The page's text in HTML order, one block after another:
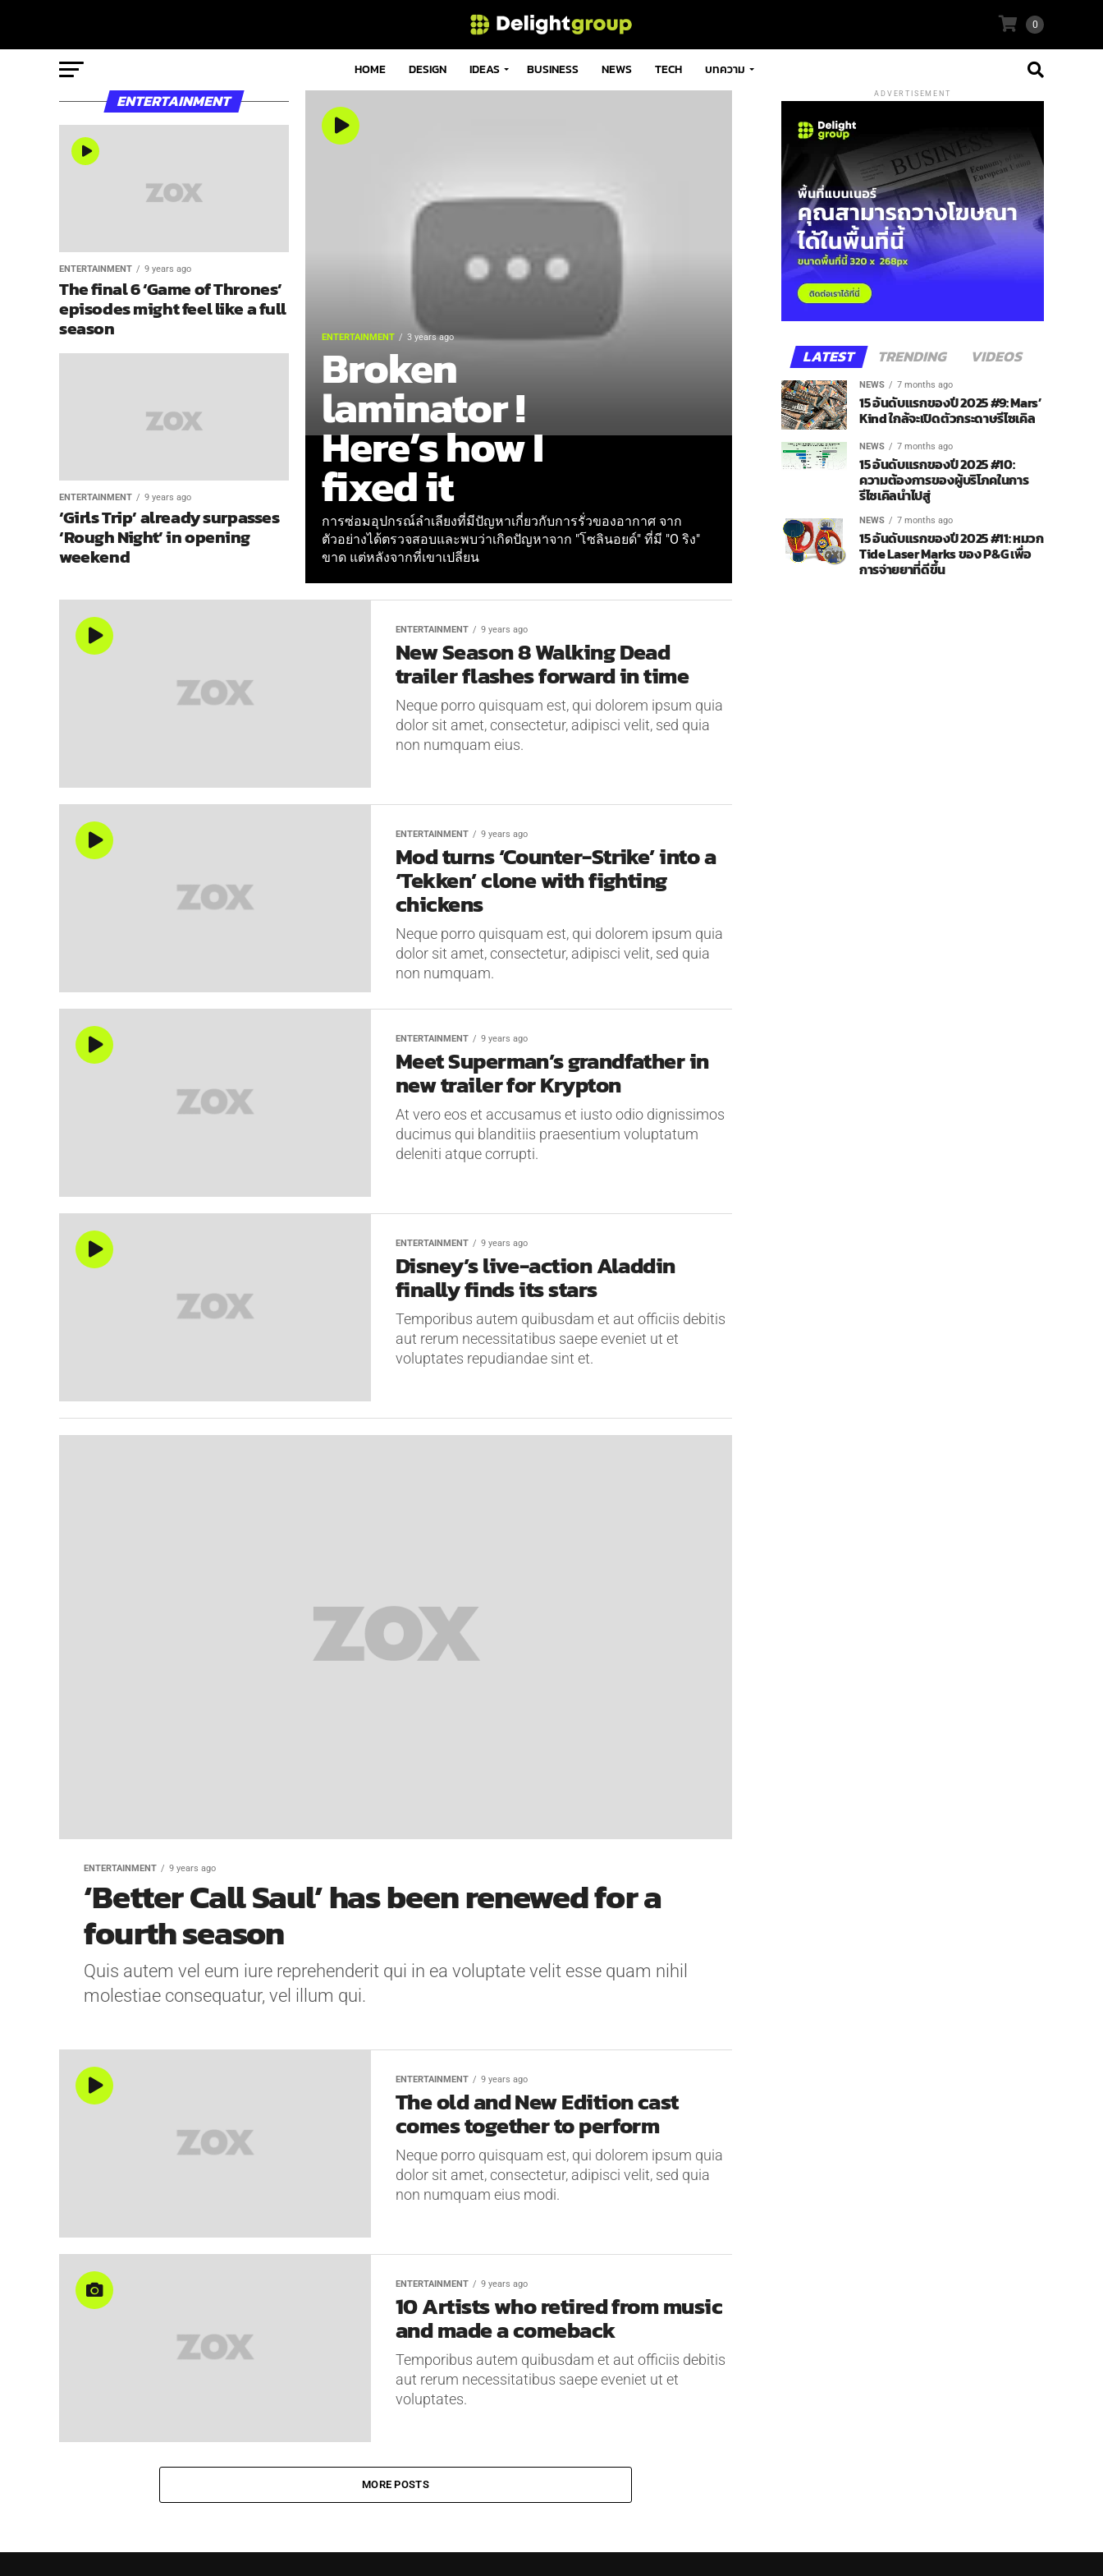
0
HOME DESIGN IDEAS BUSINESS NEWS TECH บทความ
ENTERTAINMENT 3 years ago
Broken
laminator !
Here’s how I
fixed it
การซ่อมอุปกรณ์ลำเลียงที่มีปัญหาเกี่ยวกับการรั่วของอากาศ จาก
ตัวอย่างได้ตรวจสอบและพบว่าเกิดปัญหาจาก "โซลินอยด์" ที่มี "O ริง"
ขาด แต่หลังจากที่เขาเปลี่ยน
ENTERTAINMENT
ENTERTAINMENT 9 years ago
The final 6 ‘Game of Thrones’
episodes might feel like a full
season
ENTERTAINMENT 9 years ago
‘Girls Trip’ already surpasses
‘Rough Night’ in opening
weekend
ENTERTAINMENT 9 years ago
New Season 8 Walking Dead
trailer flashes forward in time
Neque porro quisquam est, qui dolorem ipsum quia
dolor sit amet, consectetur, adipisci velit, sed quia
non numquam eius.
ENTERTAINMENT 9 years ago
Mod turns ‘Counter-Strike’ into a
‘Tekken’ clone with fighting
chickens
Neque porro quisquam est, qui dolorem ipsum quia
dolor sit amet, consectetur, adipisci velit, sed quia
non numquam.
ENTERTAINMENT 9 years ago
Meet Superman’s grandfather in
new trailer for Krypton
At vero eos et accusamus et iusto odio dignissimos
ducimus qui blanditiis praesentium voluptatum
deleniti atque corrupti.
ENTERTAINMENT 9 years ago
Disney’s live-action Aladdin
finally finds its stars
Temporibus autem quibusdam et aut officiis debitis
aut rerum necessitatibus saepe eveniet ut et
voluptates repudiandae sint et.
ENTERTAINMENT 9 years ago
‘Better Call Saul’ has been renewed for a
fourth season
Quis autem vel eum iure reprehenderit qui in ea voluptate velit esse quam nihil
molestiae consequatur, vel illum qui.
ENTERTAINMENT 9 years ago
The old and New Edition cast
comes together to perform
Neque porro quisquam est, qui dolorem ipsum quia
dolor sit amet, consectetur, adipisci velit, sed quia
non numquam eius modi.
ENTERTAINMENT 9 years ago
10 Artists who retired from music
and made a comeback
Temporibus autem quibusdam et aut officiis debitis
aut rerum necessitatibus saepe eveniet ut et
voluptates.
MORE POSTS
ADVERTISEMENT
LATEST TRENDING VIDEOS
NEWS 7 months ago
15 อันดับแรกของปี 2025 #9: Mars’
Kind ใกล้จะเปิดตัวกระดาษรีไซเคิล
NEWS 7 months ago
15 อันดับแรกของปี 2025 #10:
ความต้องการของผู้บริโภคในการ
รีไซเคิลนำไปสู่
NEWS 7 months ago
15 อันดับแรกของปี 2025 #11: หมวก
Tide Laser Marks ของ P&G เพื่อ
การจ่ายยาที่ดีขึ้น